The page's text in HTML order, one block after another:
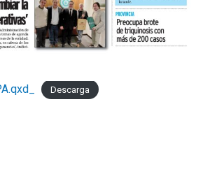
Descarga